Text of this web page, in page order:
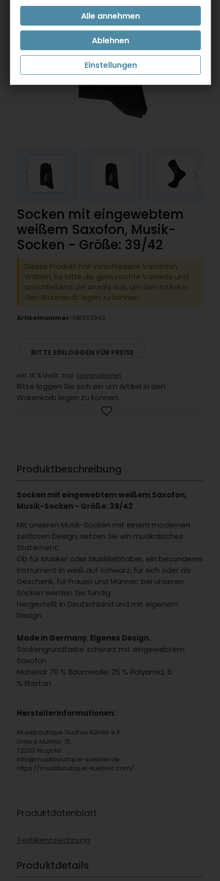
Socken mit eingewebtem
weißem Saxofon, Musik-
Socken - Größe: 39/42
Dieses Produkt hat verschiedene Varianten.
Wählen Sie bitte die gewünschte Variante und
anschließend die Anzahl aus, um den Artikel in
den Warenkorb legen zu können.
Artikelnummer: MBSX3942
BITTE EINLOGGEN FÜR PREISE
inkl. 19 % MwSt. zzgl. Versandkosten
Bitte loggen Sie sich ein um Artikel in den
Warenkorb legen zu können.
Produktbeschreibung
Socken mit eingewebtem weißem Saxofon,
Musik-Socken - Größe: 39/42
Mit unseren Musik-Socken mit einem modernen
zeitlosen Design, setzen Sie ein musikalisches
Statement.
Ob für Musiker oder Musikliebhaber, ein besonderes
Instrument in weiß auf schwarz, für sich oder als
Geschenk, für Frauen und Männer: bei unseren
Socken werden Sie fündig.
Hergestellt in Deutschland und mit eigenem
Design.
Made in Germany. Eigenes Design.
Sockengrundfarbe schwarz mit eingewebtem
Saxofon
Material: 70 % Baumwolle, 25 % Polyamid, 5
% Elastan
Herstellerinformationen:
Musikboutique Gudrun Kübler e.K.
Untere Mühlstr. 15
72202 Nagold
info@musikboutique-kuebler.de
https://musikboutique-kuebler.com/
Produktdatenblatt
Textilkennzeichnung
Produktdetails
Einstellungen